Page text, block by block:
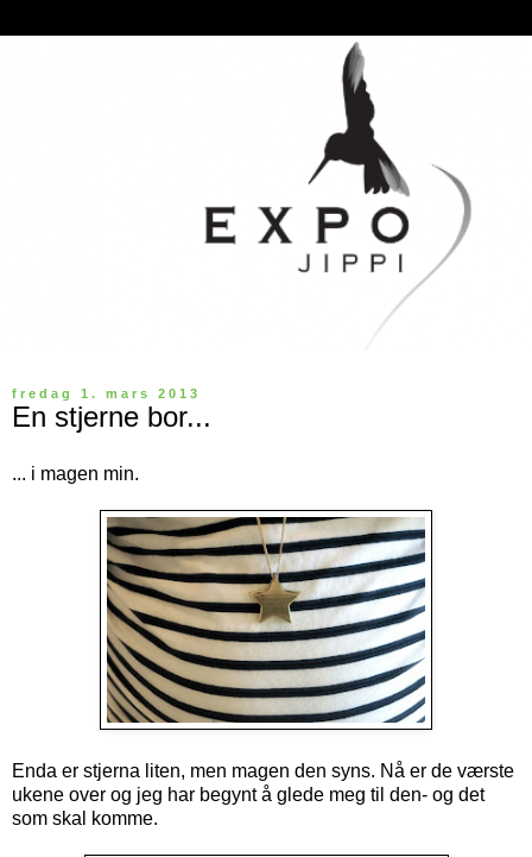
fredag 1. mars 2013
En stjerne bor...
... i magen min.
Enda er stjerna liten, men magen den syns. Nå er de værste
ukene over og jeg har begynt å glede meg til den- og det
som skal komme.